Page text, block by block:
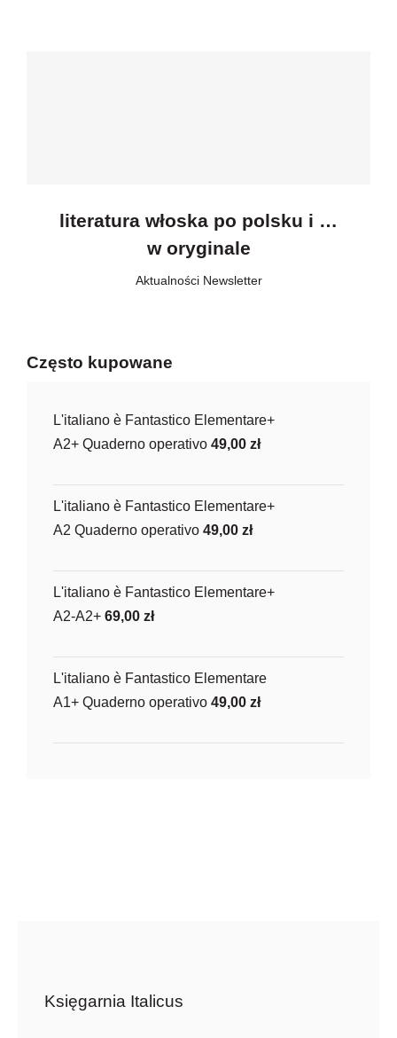
literatura włoska po polsku i …
w oryginale
Aktualności, Newsletter
Często kupowane
L'italiano è Fantastico Elementare+
A2+ Quaderno operativo 49,00 zł
L'italiano è Fantastico Elementare+
A2 Quaderno operativo 49,00 zł
L'italiano è Fantastico Elementare+
A2-A2+ 69,00 zł
L'italiano è Fantastico Elementare
A1+ Quaderno operativo 49,00 zł
Księgarnia Italicus